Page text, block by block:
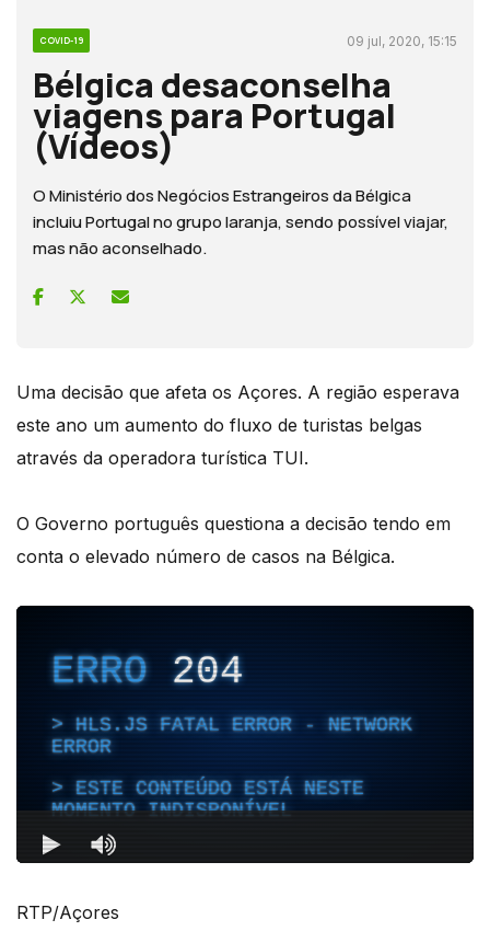
COVID-19 09 jul, 2020, 15:15
Bélgica desaconselha
viagens para Portugal
(Vídeos)
O Ministério dos Negócios Estrangeiros da Bélgica
incluiu Portugal no grupo laranja, sendo possível viajar,
mas não aconselhado.
Uma decisão que afeta os Açores. A região esperava
este ano um aumento do fluxo de turistas belgas
através da operadora turística TUI.
O Governo português questiona a decisão tendo em
conta o elevado número de casos na Bélgica.
RTP/Açores